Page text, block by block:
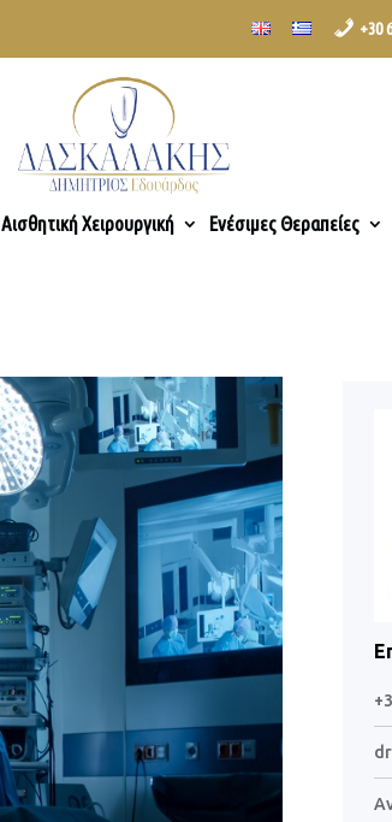
+30
Αισθητική Χειρουργική Ενέσιμες Θεραπείες